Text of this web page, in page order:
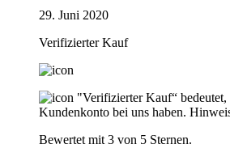
29. Juni 2020
Verifizierter Kauf
"Verifizierter Kauf“ bedeutet,
Kundenkonto bei uns haben.
Bewertet mit 3 von 5 Sternen.